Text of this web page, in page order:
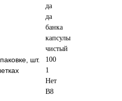
да
да
банка
капсулы
чистый
шт. 100
1
Нет
B8